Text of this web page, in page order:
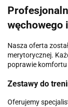
węchowego
Nasza oferta
merytorycznej.
poprawie komfortu
Zestawy do
Oferujemy